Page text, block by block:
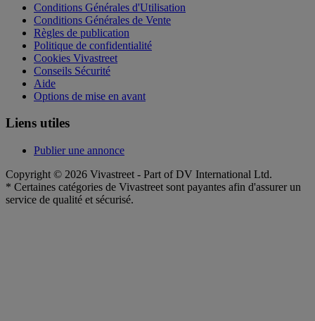
Conditions Générales d'Utilisation
Conditions Générales de Vente
Règles de publication
Politique de confidentialité
Cookies Vivastreet
Conseils Sécurité
Aide
Options de mise en avant
Liens utiles
Publier une annonce
Copyright © 2026 Vivastreet - Part of DV International Ltd.
* Certaines catégories de Vivastreet sont payantes afin d'assurer un
service de qualité et sécurisé.